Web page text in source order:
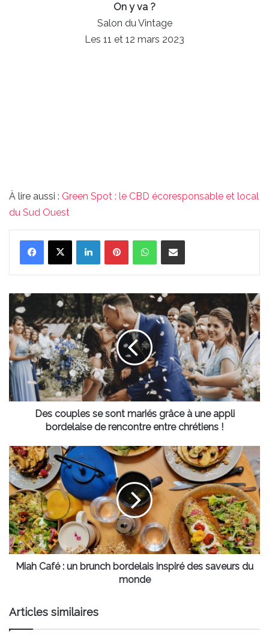
On y va ?
Salon du Vintage
Les 11 et 12 mars 2023
À lire aussi : Green Spot : le CBD écoresponsable et local
du Sud Ouest
LinkedinPinterestWhatsAppPartager par email
Des
couples
se
sont
mariés
grâce
à
une
appli
bordelaise
entre
chrétiens
!
Des couples se sont mariés grâce à une appli
bordelaise de rencontre entre chrétiens !
Miah
Café
:
un
brunch
bordelais
inspiré
des
saveurs
duMiah Café : un brunch bordelais inspiré des saveurs du
monde
Articles similaires